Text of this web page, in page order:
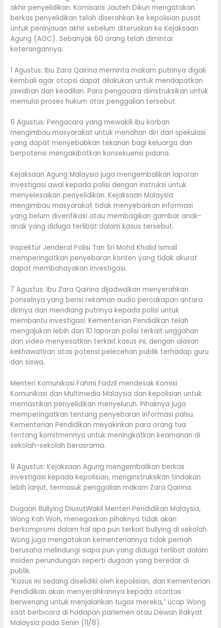
akhir penyelidikan. Komisaris Jauteh Dikun mengatakan
berkas penyelidikan telah diserahkan ke kepolisian pusat
untuk peninjauan akhir sebelum diteruskan ke Kejaksaan
Agung (AGC). Sebanyak 60 orang telah dimintai
keterangannya.
1 Agustus: Ibu Zara Qairina meminta makam putrinya digali
kembali agar otopsi dapat dilakukan untuk mendapatkan
jawaban dan keadilan. Para pengacara diinstruksikan untuk
memulai proses hukum atas penggalian tersebut.
6 Agustus: Pengacara yang mewakili ibu korban
mengimbau masyarakat untuk menahan diri dari spekulasi
yang dapat menyebabkan tekanan bagi keluarga dan
berpotensi mengakibatkan konsekuensi pidana.
Kejaksaan Agung Malaysia juga mengembalikan laporan
investigasi awal kepada polisi dengan instruksi untuk
menyelesaikan penyelidikan. Kejaksaan Malaysia
mengimbau masyarakat tidak menyebarkan informasi
yang belum diverifikasi atau membagikan gambar anak-
anak yang diduga terlibat dalam kasus tersebut.
Inspektur Jenderal Polisi Tan Sri Mohd Khalid Ismail
memperingatkan penyebaran konten yang tidak akurat
dapat membahayakan investigasi.
7 Agustus: Ibu Zara Qairina dijadwalkan menyerahkan
ponselnya yang berisi rekaman audio percakapan antara
dirinya dan mendiang putrinya kepada polisi untuk
membantu investigasi. Kementerian Pendidikan telah
mengajukan lebih dari 10 laporan polisi terkait unggahan
dan video menyesatkan terkait kasus ini, dengan alasan
kekhawatiran atas potensi pelecehan publik terhadap guru
dan siswa.
Menteri Komunikasi Fahmi Fadzil mendesak Komisi
Komunikasi dan Multimedia Malaysia dan kepolisian untuk
memastikan penyelidikan menyeluruh. Pihaknya juga
memperingatkan tentang penyebaran informasi palsu.
Kementerian Pendidikan meyakinkan para orang tua
tentang komitmennya untuk meningkatkan keamanan di
sekolah-sekolah berasrama.
8 Agustus: Kejaksaan Agung mengembalikan berkas
investigasi kepada kepolisian, menginstruksikan tindakan
lebih lanjut, termasuk penggalian makam Zara Qairina.
Dugaan Bullying DiusutWakil Menteri Pendidikan Malaysia,
Wong Kah Woh, menegaskan pihaknya tidak akan
berkompromi dalam hal apa pun terkait bullying di sekolah.
Wong juga mengatakan kementeriannya tidak pernah
berusaha melindungi siapa pun yang diduga terlibat dalam
insiden perundungan seperti dugaan yang beredar di
publik.
“Kasus ini sedang diselidiki oleh kepolisian, dan Kementerian
Pendidikan akan menyerahkannya kepada otoritas
berwenang untuk menjalankan tugas mereka,” ucap Wong
saat berbicara di hadapan parlemen atau Dewan Rakyat
Malaysia pada Senin (11/8).